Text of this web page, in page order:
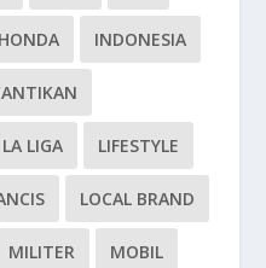
HONDA INDONESIA
LA LIGA LIFESTYLE
LOCAL BRAND
MILITER MOBIL